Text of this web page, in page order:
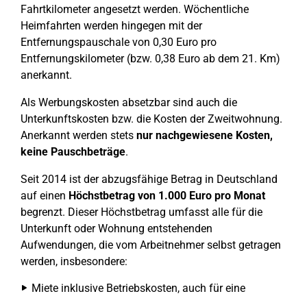
Fahrtkilometer angesetzt werden. Wöchentliche
Heimfahrten werden hingegen mit der
Entfernungspauschale von 0,30 Euro pro
Entfernungskilometer (bzw. 0,38 Euro ab dem 21. Km)
anerkannt.
Als Werbungskosten absetzbar sind auch die
Unterkunftskosten bzw. die Kosten der Zweitwohnung.
Anerkannt werden stets nur nachgewiesene Kosten,
keine Pauschbeträge.
Seit 2014 ist der abzugsfähige Betrag in Deutschland
auf einen Höchstbetrag von 1.000 Euro pro Monat
begrenzt. Dieser Höchstbetrag umfasst alle für die
Unterkunft oder Wohnung entstehenden
Aufwendungen, die vom Arbeitnehmer selbst getragen
werden, insbesondere:
Miete inklusive Betriebskosten, auch für eine